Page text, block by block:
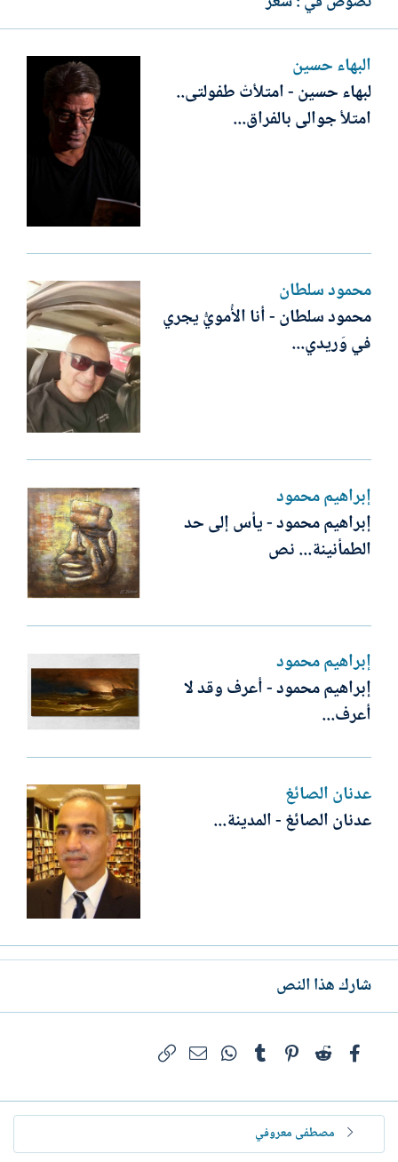
البهاء حسين
لبهاء حسين - امتلأتْ طفولتى..
امتلأ جوالى بالفراق...
محمود سلطان
محمود سلطان - أنا الأُمويُّ يجري
في وَريدي...
إبراهيم محمود
إبراهيم محمود - يأس إلى حد
الطمأنينة... نص
إبراهيم محمود
إبراهيم محمود - أعرف وقد لا
أعرف...
عدنان الصائغ
عدنان الصائغ - المدينة...
شارك هذا النص
فيسبوكReddit
Pinterest
Tumblr
WhatsAppالبريد الإلكتروني
مصطفى معروفي